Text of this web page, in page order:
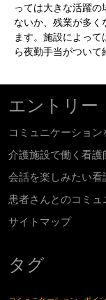
っては大きな活躍
ないか、残業が多
ます。施設によっ
ら夜勤手当がついて
エントリー
コミュニケーショ
介護施設で働く看護
会話を楽しみたい
患者さんとのコミ
サイトマップ
タグ